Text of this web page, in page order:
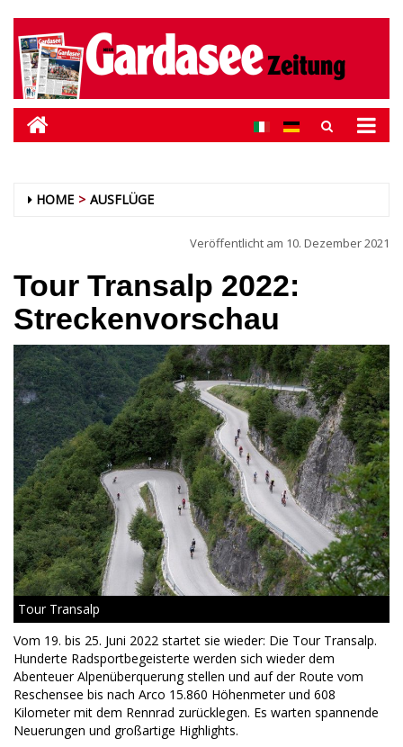
HOME AUSFLÜGE
Veröffentlicht am 10. Dezember 2021
Tour Transalp 2022:
Streckenvorschau
Tour Transalp
Vom 19. bis 25. Juni 2022 startet sie wieder: Die Tour Transalp.
Hunderte Radsportbegeisterte werden sich wieder dem
Abenteuer Alpenüberquerung stellen und auf der Route vom
Reschensee bis nach Arco 15.860 Höhenmeter und 608
Kilometer mit dem Rennrad zurücklegen. Es warten spannende
Neuerungen und großartige Highlights.